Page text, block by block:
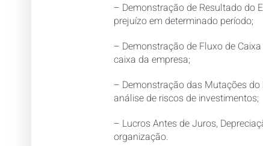
– Demonstração de Resultado do
prejuízo em determinado período;
– Demonstração de Fluxo de
caixa da empresa;
– Demonstração das Mutações
análise de riscos de investimentos;
– Lucros Antes de Juros,
organização.